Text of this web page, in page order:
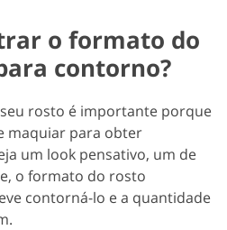
o formato do
contorno?
rosto é importante porque
maquiar para obter
um look pensativo, um de
o formato do rosto
contorná-lo e a quantidade